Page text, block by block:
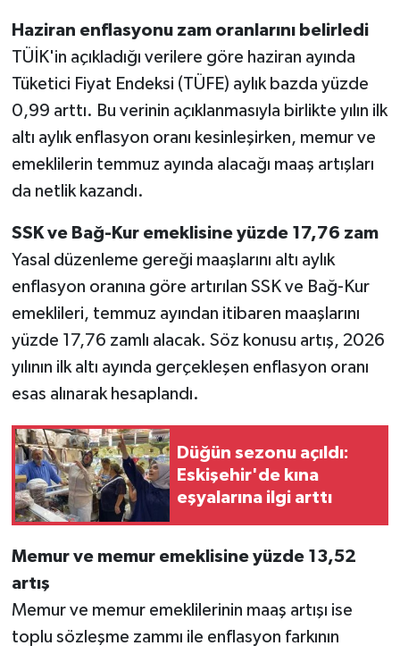
Haziran enflasyonu zam oranlarını belirledi
TÜİK'in açıkladığı verilere göre haziran ayında
Tüketici Fiyat Endeksi (TÜFE) aylık bazda yüzde
0,99 arttı. Bu verinin açıklanmasıyla birlikte yılın ilk
altı aylık enflasyon oranı kesinleşirken, memur ve
emeklilerin temmuz ayında alacağı maaş artışları
da netlik kazandı.
SSK ve Bağ-Kur emeklisine yüzde 17,76 zam
Yasal düzenleme gereği maaşlarını altı aylık
enflasyon oranına göre artırılan SSK ve Bağ-Kur
emeklileri, temmuz ayından itibaren maaşlarını
yüzde 17,76 zamlı alacak. Söz konusu artış, 2026
yılının ilk altı ayında gerçekleşen enflasyon oranı
esas alınarak hesaplandı.
Düğün sezonu açıldı:
Eskişehir'de kına
eşyalarına ilgi arttı
Memur ve memur emeklisine yüzde 13,52
artış
Memur ve memur emeklilerinin maaş artışı ise
toplu sözleşme zammı ile enflasyon farkının